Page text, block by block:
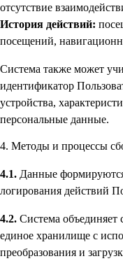
отсутствие
История действий:
посещений,
Система также может
идентификатор
устройства,
персональные данные.
4. Методы и процессы
4.1. Данные
логирования действий
4.2. Система объединяет
единое хранилище с
преобразования и